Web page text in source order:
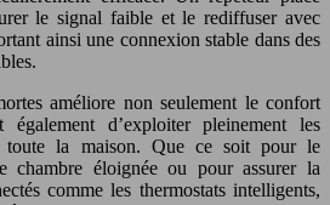
le signal faible et le rediffuser avec
ainsi une connexion stable dans des
améliore non seulement le confort
également d’exploiter pleinement les
toute la maison. Que ce soit pour le
chambre éloignée ou pour assurer la
comme les thermostats intelligents,